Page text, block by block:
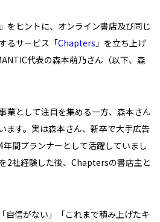
をヒントに、オンライン書店及び同じ
るサービス「Chapters 」を立ち上げ
代表の森本萌乃さん（以下、森
業として注目を集める一方、森本さん
ます。実は森本さん、新卒で大手広告
間プランナーとして活躍していまし
2社経験した後、Chaptersの書店主と
自信がない」「これまで積み上げたキ